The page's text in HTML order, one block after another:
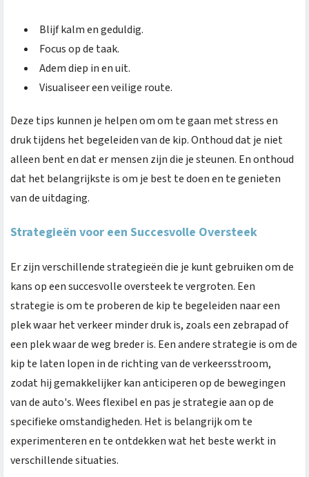
Blijf kalm en geduldig.
Focus op de taak.
Adem diep in en uit.
Visualiseer een veilige route.
Deze tips kunnen je helpen om om te gaan met stress en
druk tijdens het begeleiden van de kip. Onthoud dat je niet
alleen bent en dat er mensen zijn die je steunen. En onthoud
dat het belangrijkste is om je best te doen en te genieten
van de uitdaging.
Strategieën voor een Succesvolle Oversteek
Er zijn verschillende strategieën die je kunt gebruiken om de
kans op een succesvolle oversteek te vergroten. Een
strategie is om te proberen de kip te begeleiden naar een
plek waar het verkeer minder druk is, zoals een zebrapad of
een plek waar de weg breder is. Een andere strategie is om de
kip te laten lopen in de richting van de verkeersstroom,
zodat hij gemakkelijker kan anticiperen op de bewegingen
van de auto's. Wees flexibel en pas je strategie aan op de
specifieke omstandigheden. Het is belangrijk om te
experimenteren en te ontdekken wat het beste werkt in
verschillende situaties.